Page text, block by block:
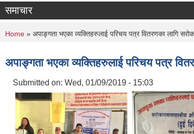
समाचार
You are here
Home » अपाङ्गता भएका व्यक्तिहरुलाई परिचय पत्र वितरणका लागि
अपाङ्गता भएका व्यक्तिहरुलाई परिचय पत्र
Submitted on: Wed, 01/09/2019 - 15:03